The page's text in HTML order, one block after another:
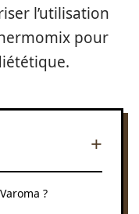
l’utilisation
pour
?